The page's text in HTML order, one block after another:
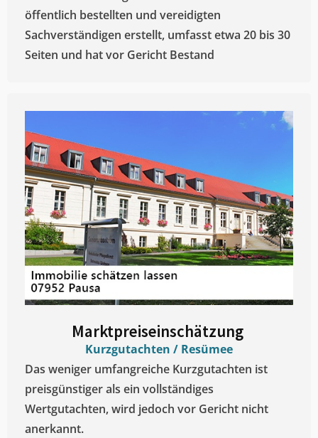
öffentlich bestellten und vereidigten
Sachverständigen erstellt, umfasst etwa 20 bis 30
Seiten und hat vor Gericht Bestand
Marktpreiseinschätzung ​
Kurzgutachten / Resümee
Das weniger umfangreiche Kurzgutachten ist
preisgünstiger als ein vollständiges
Wertgutachten, wird jedoch vor Gericht nicht
anerkannt.